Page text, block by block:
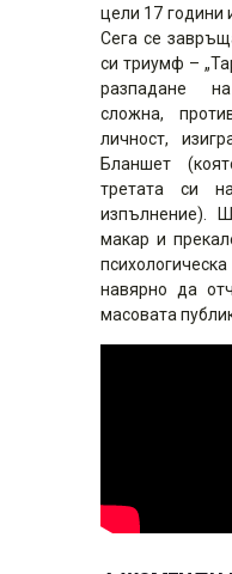
цели 17 години
Сега се
си триумф –
разпадане
сложна,
личност,
Бланшет
третата си
изпълнение).
макар и
навярно да
масовата